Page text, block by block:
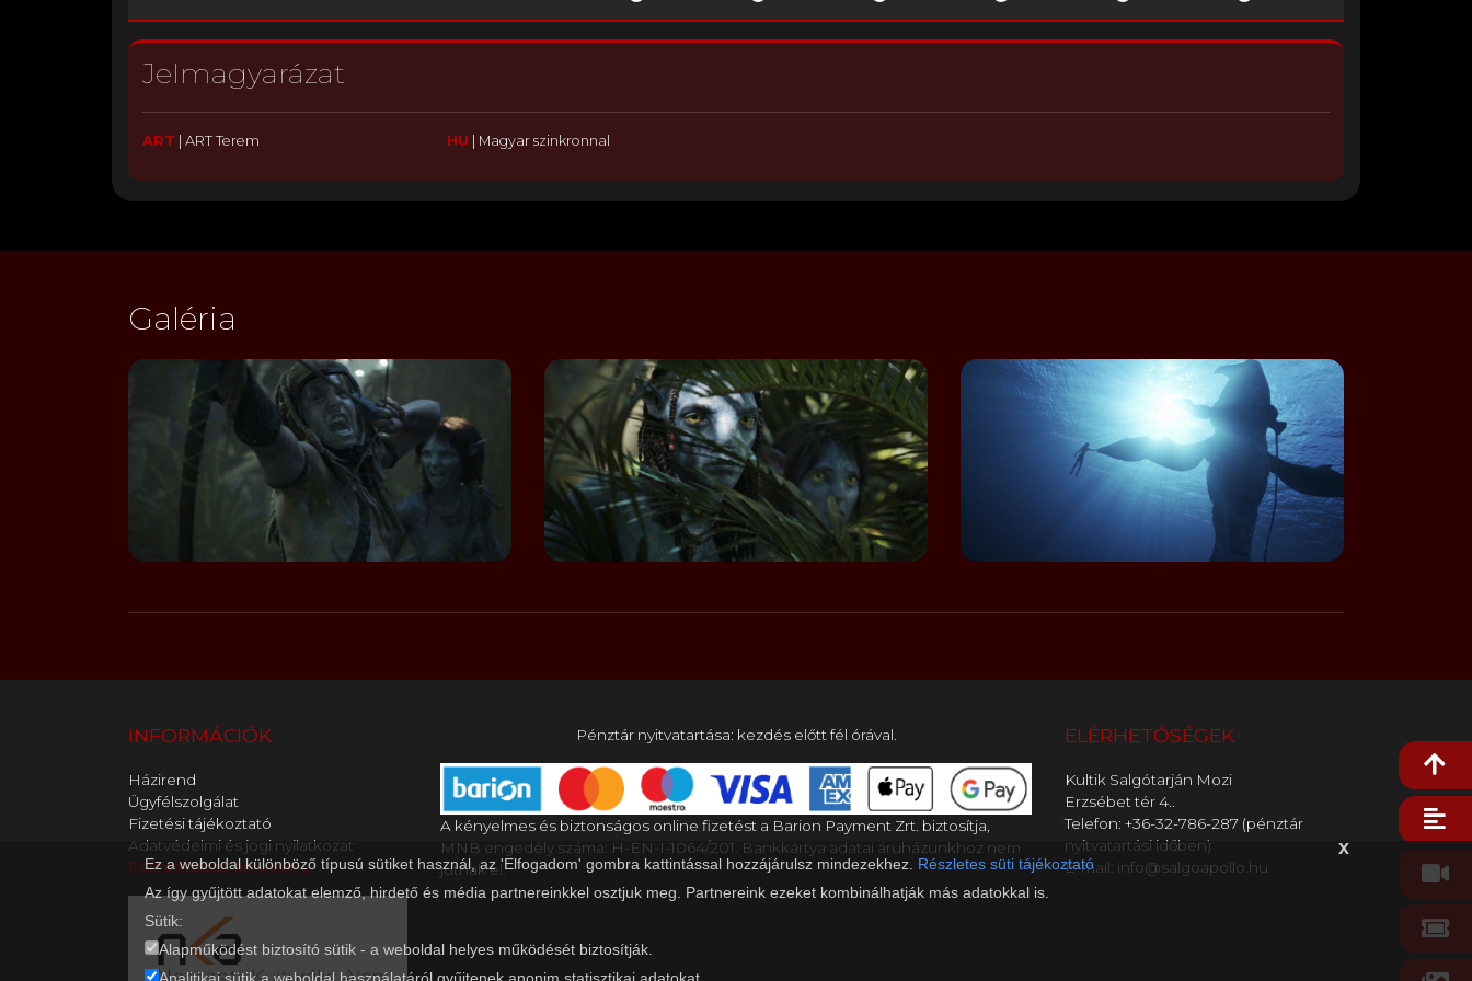
Jelmagyarázat
ART | ART Terem HU | Magyar szinkronnal
Galéria
x
Ez a weboldal különböző típusú sütiket használ, az 'Elfogadom' gombra kattintással hozzájárulsz mindezekhez. Részletes süti tájékoztató
Az így gyűjtött adatokat elemző, hirdető és média partnereinkkel osztjuk meg. Partnereink ezeket kombinálhatják más adatokkal is.
Sütik:
Alapműködést biztosító sütik - a weboldal helyes működését biztosítják.
INFORMÁCIÓK
Házirend
Ügyfélszolgálat
Fizetési tájékoztató
Adatvédelmi és jogi nyilatkozat
Feliratkozás hírlevélre
Pénztár nyitvatartása: kezdés előtt fél órával.
A kényelmes és biztonságos online fizetést a Barion Payment Zrt. biztosítja,
MNB engedély száma: H-EN-I-1064/201. Bankkártya adatai áruházunkhoz nem
jutnak el.
ELÉRHETŐSÉGEK
Kultik Salgótarján Mozi
Erzsébet tér 4..
Telefon: +36-32-786-287 (pénztár
nyitvatartási időben)
E-mail: info@salgoapollo.hu